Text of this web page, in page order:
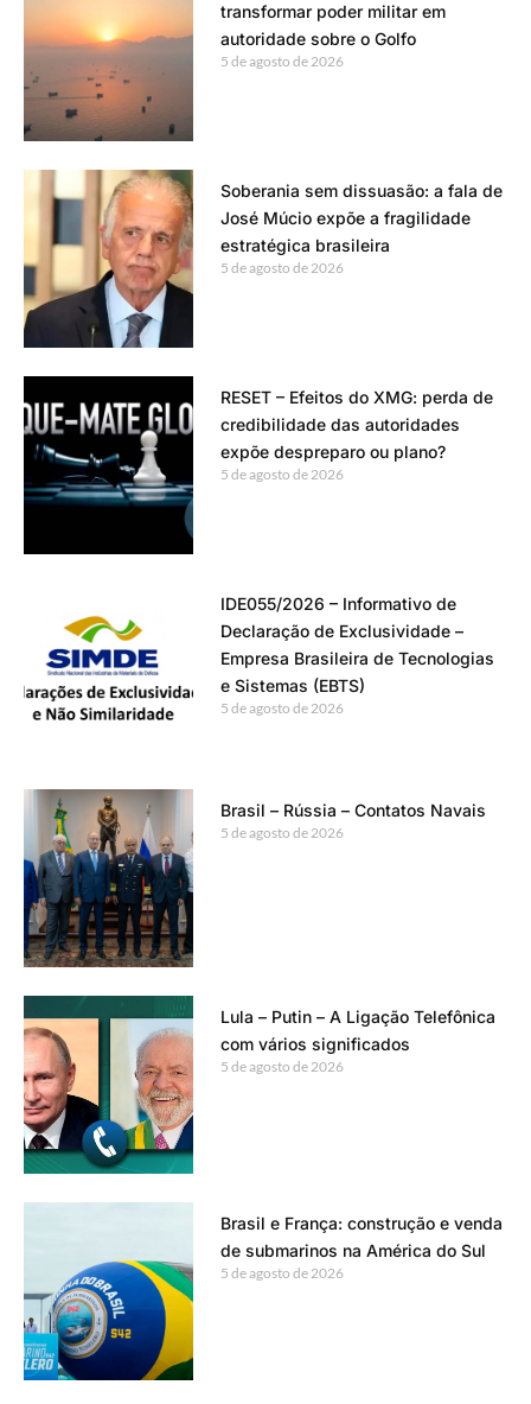
transformar poder militar em
autoridade sobre o Golfo
5 de agosto de 2026
Soberania sem dissuasão: a fala de
José Múcio expõe a fragilidade
estratégica brasileira
5 de agosto de 2026
RESET – Efeitos do XMG: perda de
credibilidade das autoridades
expõe despreparo ou plano?
5 de agosto de 2026
IDE055/2026 – Informativo de
Declaração de Exclusividade –
Empresa Brasileira de Tecnologias
e Sistemas (EBTS)
5 de agosto de 2026
Brasil – Rússia – Contatos Navais
5 de agosto de 2026
Lula – Putin – A Ligação Telefônica
com vários significados
5 de agosto de 2026
Brasil e França: construção e venda
de submarinos na América do Sul
5 de agosto de 2026